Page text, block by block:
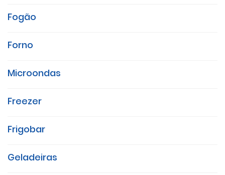
Fogão
Forno
Microondas
Freezer
Frigobar
Geladeiras